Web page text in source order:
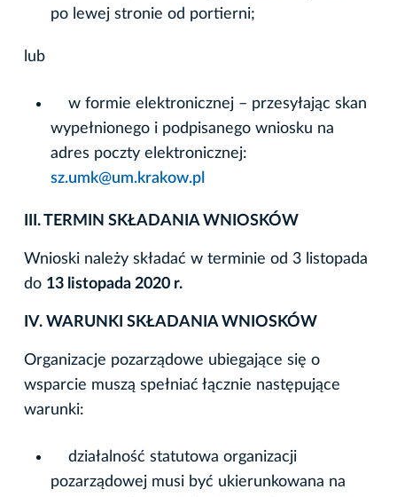
po lewej stronie od portierni;
lub
w formie elektronicznej – przesyłając skan
wypełnionego i podpisanego wniosku na
adres poczty elektronicznej:
sz.umk@um.krakow.pl
III. TERMIN SKŁADANIA WNIOSKÓW
Wnioski należy składać w terminie od 3 listopada
do 13 listopada 2020 r.
IV. WARUNKI SKŁADANIA WNIOSKÓW
Organizacje pozarządowe ubiegające się o
wsparcie muszą spełniać łącznie następujące
warunki:
działalność statutowa organizacji
pozarządowej musi być ukierunkowana na